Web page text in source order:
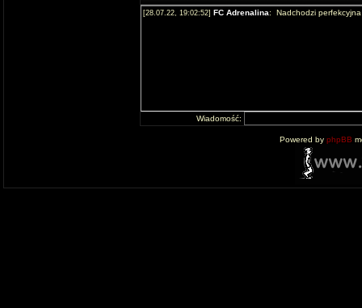
Wiadomość:
Powered by phpBB